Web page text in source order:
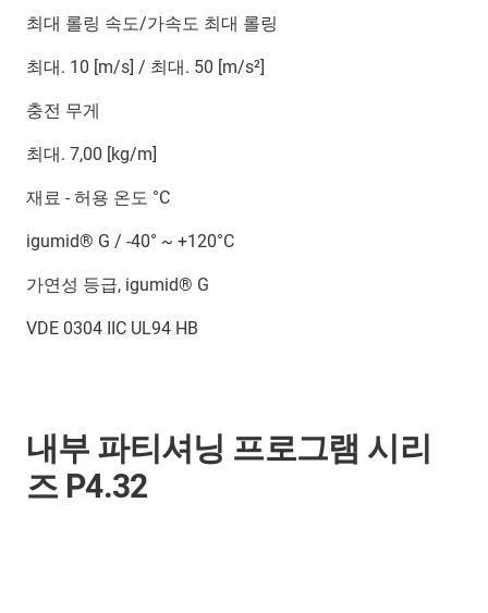
최대 롤링 속도/가속도 최대 롤링
최대. 10 [m/s] / 최대. 50 [m/s²]
충전 무게
최대. 7,00 [kg/m]
재료 - 허용 온도 °C
igumid® G / -40° ~ +120°C
가연성 등급, igumid® G
VDE 0304 IIC UL94 HB
내부 파티셔닝 프로그램 시리
즈 P4.32